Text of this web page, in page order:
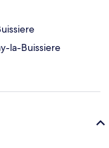
la-Buissiere